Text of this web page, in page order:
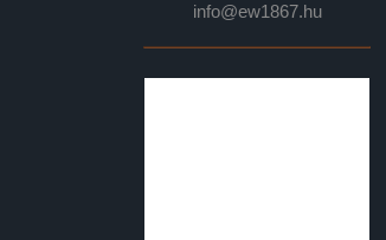
info@ew1867.hu